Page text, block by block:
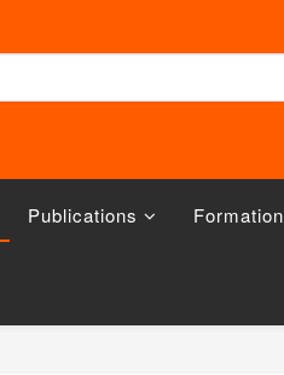
Publications Formation